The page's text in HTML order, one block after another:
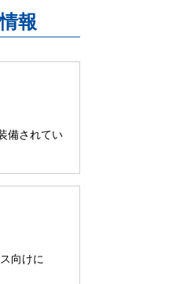
報
備されてい
向けに